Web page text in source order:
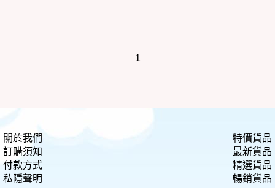
1
關於我們
訂購須知
付款方式
私隱聲明
特價貨品
最新貨品
精選貨品
暢銷貨品